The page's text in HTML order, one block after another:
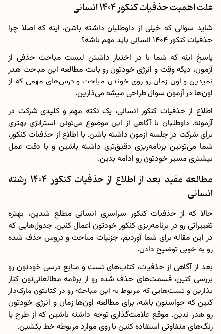
علت اهمیت حذفیات کنکور 1404 انسانی
شاید سوالی که خیلی از داوطلبان داشته باشن، اینه که اصلا چرا
حذفیات کنکور 1404 انسانی باید مهم باشه؟
پاسخ اینه که شما با در اختیار داشتن لیست مباحث حذفی از
آزمون، دیگه وقت و انرژی خودتون رو بابت مطالعه این مباحث هدر
نمیدین و اون زمان رو روی خوندن مباحث و درس‌های مهمی که از
اون‌ها در آزمون سوال طراحی میشه می‌ذارین.
اطلاع از حذفیات کنکور انسانی، یک نکته مهم و کلیدی شرکت در
آزمونه. داوطلبان با آگاهی از این موضوع می‌تونن استراتژی بهتری
برای شرکت در جلسه آزمون داشته باشن. با اطلاع از حذفیات کنکور،
شما می‌تونین برنامه‌ریزی دقیق‌تری داشته باشین و با دقت عمل
بیشتری مسیر خودتون رو ادامه بدین.
مطالعه مفید بعد از اطلاع از حذفیات کنکور 1404 رشته
انسانی
حالا که از حذفیات کنکور سراسری انسانی مطلع شدین، بهتره
تغییراتی رو در برنامه‌ریزی کنکور خودتون اعمال کنین. جدول‌هایی که
در این مقاله برای شما آوردیم، جزئیات مباحث و دروس حذف شده
رو به خوبی توضیح دادن.
بعد از آگاهی از حذفیات، کتاب‌های تست و منابع درسی خودتون رو
بررسی کنین، قسمت‌های حذف شده رو از برنامه مطالعاتی‌تون کنار
بذارین و تست‌هایی که مربوط به این مباحثه رو در کتابتون مارک‌دار
کنین که حواستون باشه، برای مطالعه اون‌ها زمان و انرژی خودتون
رو هدر ندین. موقع علامت‌گذاری توجه داشته باشین که از طرح یا
رنگ‌های متفاوتی استفاده کنین یا روی موارد مربوطه خط بکشین.